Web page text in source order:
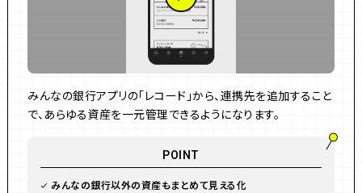
みんなの銀行アプリの「レコード」から、連携先を追加すること
で、あらゆる資産を一元管理できるようになります。
POINT
みんなの銀行以外の資産もまとめて見える化